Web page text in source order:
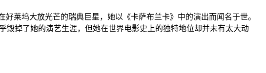
莱坞大放光芒的瑞典巨星，她以《卡萨布兰卡》中的演出而闻名于世。
毁掉了她的演艺生涯，但她在世界电影史上的独特地位却并未有太大动